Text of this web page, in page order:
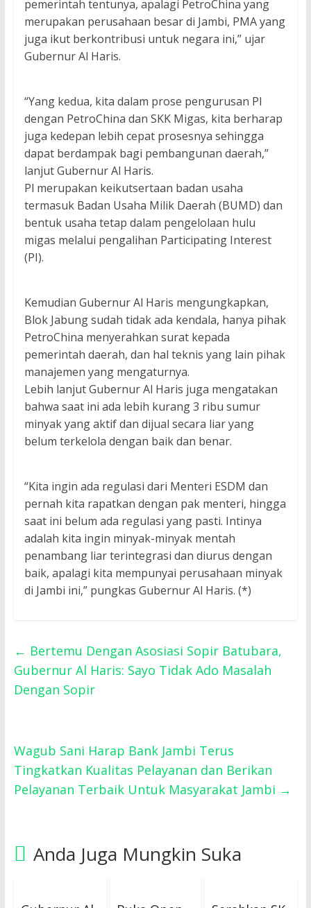
pemerintah tentunya, apalagi PetroChina yang
merupakan perusahaan besar di Jambi, PMA yang
juga ikut berkontribusi untuk negara ini,” ujar
Gubernur Al Haris.
“Yang kedua, kita dalam prose pengurusan PI
dengan PetroChina dan SKK Migas, kita berharap
juga kedepan lebih cepat prosesnya sehingga
dapat berdampak bagi pembangunan daerah,”
lanjut Gubernur Al Haris.
Pl merupakan keikutsertaan badan usaha
termasuk Badan Usaha Milik Daerah (BUMD) dan
bentuk usaha tetap dalam pengelolaan hulu
migas melalui pengalihan Participating Interest
(PI).
Kemudian Gubernur Al Haris mengungkapkan,
Blok Jabung sudah tidak ada kendala, hanya pihak
PetroChina menyerahkan surat kepada
pemerintah daerah, dan hal teknis yang lain pihak
manajemen yang mengaturnya.
Lebih lanjut Gubernur Al Haris juga mengatakan
bahwa saat ini ada lebih kurang 3 ribu sumur
minyak yang aktif dan dijual secara liar yang
belum terkelola dengan baik dan benar.
“Kita ingin ada regulasi dari Menteri ESDM dan
pernah kita rapatkan dengan pak menteri, hingga
saat ini belum ada regulasi yang pasti. Intinya
adalah kita ingin minyak-minyak mentah
penambang liar terintegrasi dan diurus dengan
baik, apalagi kita mempunyai perusahaan minyak
di Jambi ini,” pungkas Gubernur Al Haris. (*)
← Bertemu Dengan Asosiasi Sopir Batubara,
Gubernur Al Haris: Sayo Tidak Ado Masalah
Dengan Sopir
Wagub Sani Harap Bank Jambi Terus
Tingkatkan Kualitas Pelayanan dan Berikan
Pelayanan Terbaik Untuk Masyarakat Jambi →
Anda Juga Mungkin Suka